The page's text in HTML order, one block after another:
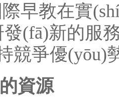
早教在實
(fā)新的服
競爭優(yōu)
資源